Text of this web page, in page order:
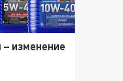
изменение